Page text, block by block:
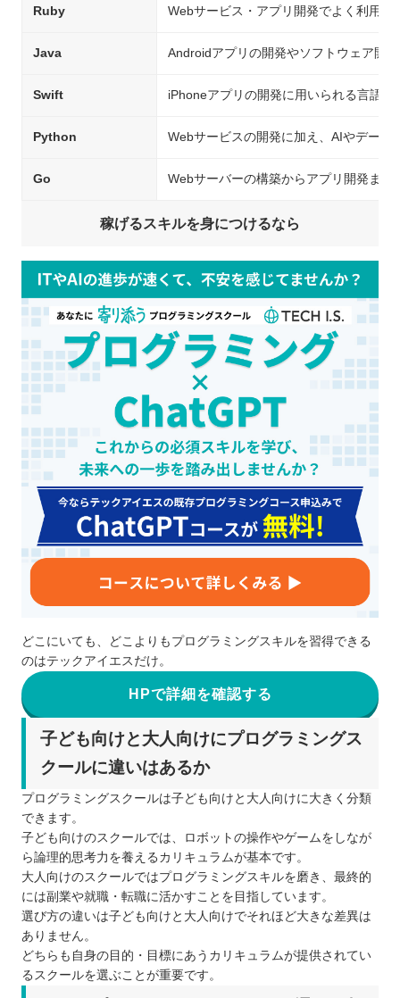
Ruby Webサービス・アプリ開発でよく利用さ
Java Androidアプリの開発やソフトウェア開
Swift iPhoneアプリの開発に用いられる言語
Python Webサービスの開発に加え、AIやデータ
Go Webサーバーの構築からアプリ開発まで
稼げるスキルを身につけるなら
どこにいても、どこよりもプログラミングスキルを習得できる
のはテックアイエスだけ。
HPで詳細を確認する
子ども向けと大人向けにプログラミングス
クールに違いはあるか
プログラミングスクールは子ども向けと大人向けに大きく分類
できます。
子ども向けのスクールでは、ロボットの操作やゲームをしなが
ら論理的思考力を養えるカリキュラムが基本です。
大人向けのスクールではプログラミングスキルを磨き、最終的
には副業や就職・転職に活かすことを目指しています。
選び方の違いは子ども向けと大人向けでそれほど大きな差異は
ありません。
どちらも自身の目的・目標にあうカリキュラムが提供されてい
るスクールを選ぶことが重要です。